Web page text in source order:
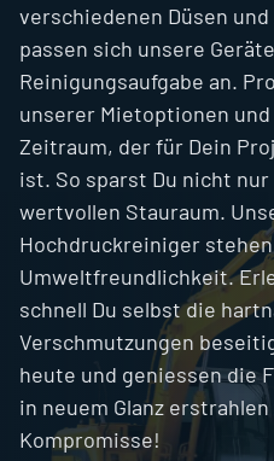
verschiedenen Düsen
passen sich unsere
Reinigungsaufgabe an.
unserer Mietoptionen und
Zeitraum, der für Dein
ist. So sparst Du nicht nur
wertvollen Stauraum.
Hochdruckreiniger
Umweltfreundlichkeit.
schnell Du selbst die
Verschmutzungen
heute und geniessen die
in neuem Glanz erstrahlen
Kompromisse!